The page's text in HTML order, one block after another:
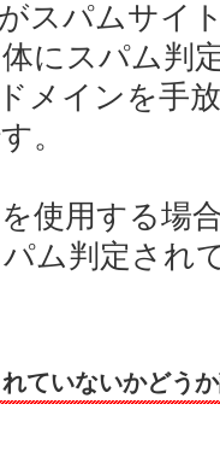
スパムサイ
にスパム判
メインを手
。
使用する場
ム判定され
ていないかどう